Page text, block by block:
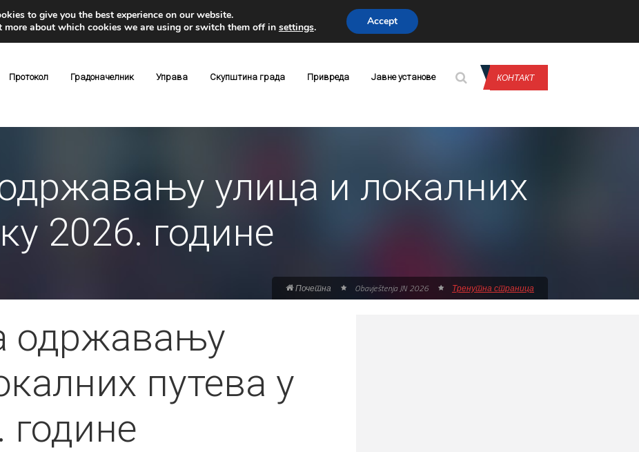
Протокол Градоначелник Управа Скупштина града Привреда Јавне установе КОНТАКТ
улица и локалних
2026. године
Почетна Obavještenja JN 2026 Тренутна страница
одржавању
путева у
године
to give you the best experience on our website.
more about which cookies we are using or switch them off in settings. Accept